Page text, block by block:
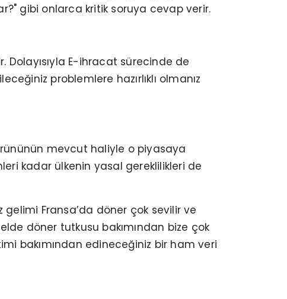
gibi onlarca kritik soruya cevap verir.
Dolayısıyla E-ihracat sürecinde de
problemlere hazırlıklı olmanız
mevcut haliyle o piyasaya
kadar ülkenin yasal gereklilikleri de
gelimi Fransa’da döner çok sevilir ve
döner tutkusu bakımından bize çok
bakımından edineceğiniz bir ham veri